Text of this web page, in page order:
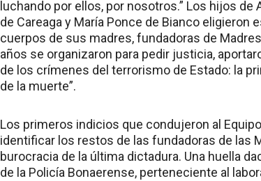
luchando por ellos, por nosotros.” Los hijos
de Careaga y María Ponce de Bianco eligieron
cuerpos de sus madres, fundadoras de
años se organizaron para pedir justicia,
de los crímenes del terrorismo de Estado: la
de la muerte”.
Los primeros indicios que condujeron al
identificar los restos de las fundadoras de las
burocracia de la última dictadura. Una huella
de la Policía Bonaerense, perteneciente al